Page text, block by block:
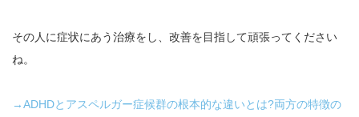
その人に症状にあう治療をし、改善を目指して頑張ってください
ね。
→ADHDとアスペルガー症候群の根本的な違いとは?両方の特徴の